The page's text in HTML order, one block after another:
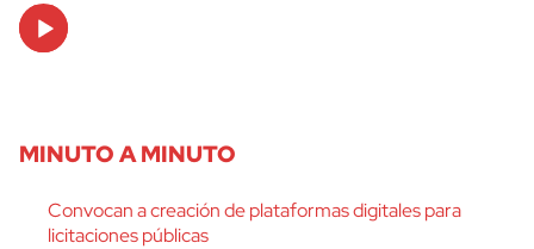
Audio
Player
MINUTO A MINUTO
Convocan a creación de plataformas digitales para
licitaciones públicas